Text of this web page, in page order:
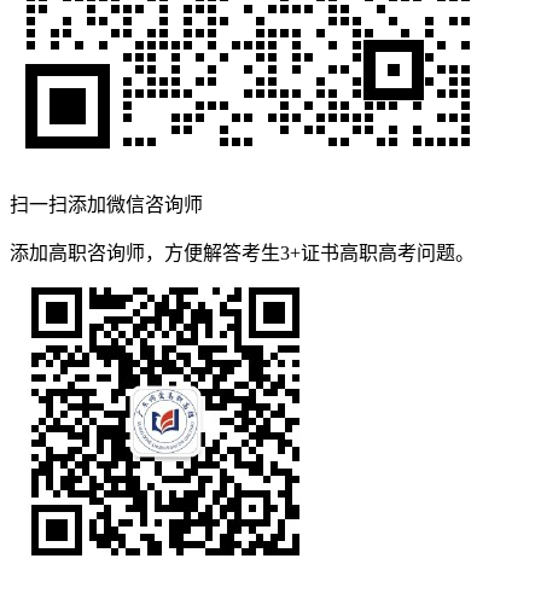
扫一扫添加微信咨询师
添加高职咨询师，方便解答考生3+证书高职高考问题。